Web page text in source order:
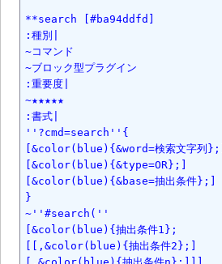
**search [#ba94ddfd]
:種別|
~コマンド
~ブロック型プラグイン
:重要度|
~★★★★★
:書式|
''?cmd=search''{
[&color(blue){&word=検索文字列};]
[&color(blue){&type=OR};]
[&color(blue){&base=抽出条件};]
}
~''#search(''
[&color(blue){抽出条件1};
[[,&color(blue){抽出条件2};]